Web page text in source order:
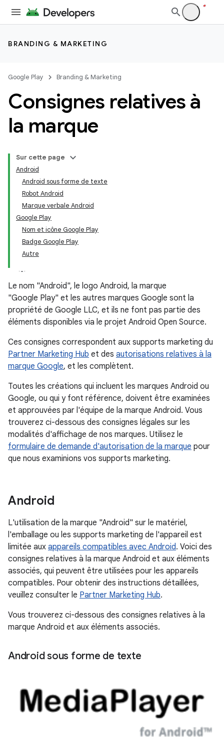
BRANDING & MARKETING
Google Play Branding & Marketing
Consignes relatives à
la marque
Sur cette page
Android
Android sous forme de texte
Robot Android
Marque verbale Android
Google Play
Nom et icône Google Play
Badge Google Play
Autre
Le nom "Android", le logo Android, la marque
"Google Play" et les autres marques Google sont la
propriété de Google LLC, et ils ne font pas partie des
éléments disponibles via le projet Android Open Source.
Ces consignes correspondent aux supports marketing du
Partner Marketing Hub et des autorisations relatives à la
marque Google, et les complètent.
Toutes les créations qui incluent les marques Android ou
Google, ou qui y font référence, doivent être examinées
et approuvées par l'équipe de la marque Android. Vous
trouverez ci-dessous des consignes légales sur les
modalités d'affichage de nos marques. Utilisez le
formulaire de demande d'autorisation de la marque pour
que nous examinions vos supports marketing.
Android
L'utilisation de la marque "Android" sur le matériel,
l'emballage ou les supports marketing de l'appareil est
limitée aux appareils compatibles avec Android. Voici des
consignes relatives à la marque Android et aux éléments
associés, qui peuvent être utilisées pour les appareils
compatibles. Pour obtenir des instructions détaillées,
veuillez consulter le Partner Marketing Hub.
Vous trouverez ci-dessous des consignes relatives à la
marque Android et aux éléments associés.
Android sous forme de texte